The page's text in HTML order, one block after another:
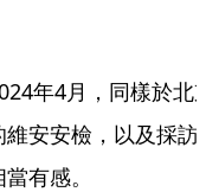
年4月，同樣於北
安安檢，以及採訪
有感。